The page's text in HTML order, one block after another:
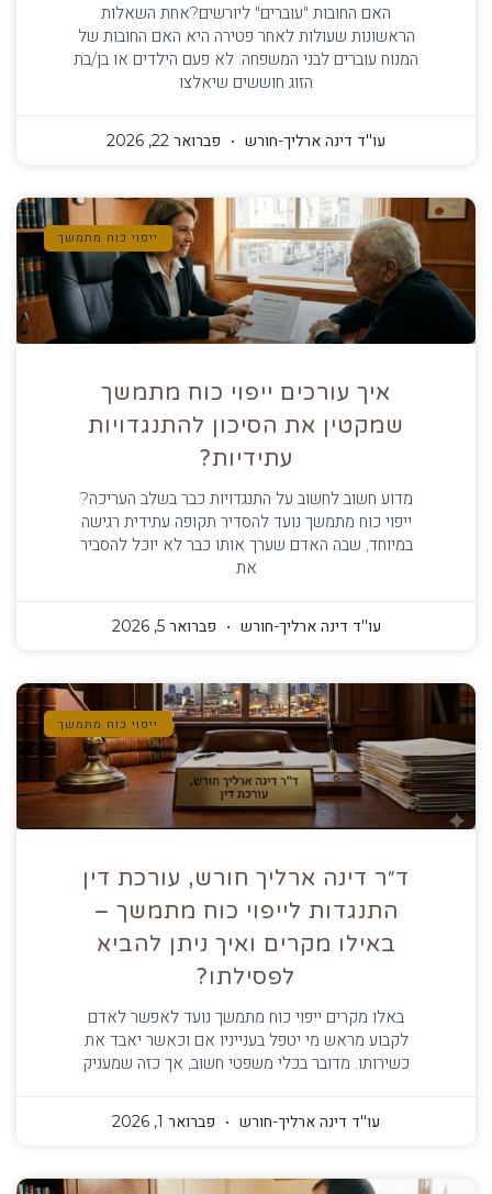
האם החובות "עוברים" ליורשים?אחת השאלות
הראשונות שעולות לאחר פטירה היא האם החובות של
המנוח עוברים לבני המשפחה. לא פעם הילדים או בן/בת
הזוג חוששים שיאלצו
עו''ד דינה ארליך-חורש פברואר 22, 2026
ייפוי כוח מתמשך
איך עורכים ייפוי כוח מתמשך
שמקטין את הסיכון להתנגדויות
עתידיות?
מדוע חשוב לחשוב על התנגדויות כבר בשלב העריכה?
ייפוי כוח מתמשך נועד להסדיר תקופה עתידית רגישה
במיוחד, שבה האדם שערך אותו כבר לא יוכל להסביר
את
עו''ד דינה ארליך-חורש פברואר 5, 2026
ייפוי כוח מתמשך
ד״ר דינה ארליך חורש, עורכת דין
התנגדות לייפוי כוח מתמשך –
באילו מקרים ואיך ניתן להביא
לפסילתו?
באלו מקרים ייפוי כוח מתמשך נועד לאפשר לאדם
לקבוע מראש מי יטפל בענייניו אם וכאשר יאבד את
כשירותו. מדובר בכלי משפטי חשוב, אך כזה שמעניק
עו''ד דינה ארליך-חורש פברואר 1, 2026